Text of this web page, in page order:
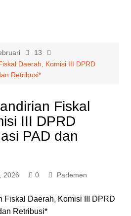
13
Daerah, Komisi III DPRD
Retribusi*
Fiskal
III DPRD
PAD dan
2026 0 Parlemen